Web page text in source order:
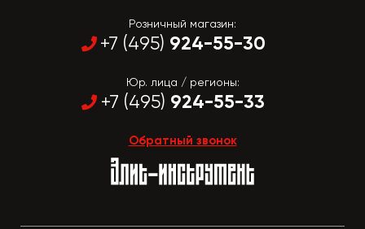
Розничный магазин:
+7 (495) 924-55-30
Юр. лица / регионы:
+7 (495) 924-55-33
Обратный звонок